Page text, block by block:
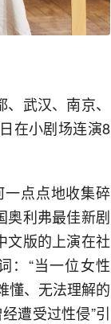
武汉、南京、
在小剧场连演8
一点点地收集碎
奥利弗最佳新剧
文版的上演在社
：“当一位女性
懂、无法理解的
遭受过性侵”引